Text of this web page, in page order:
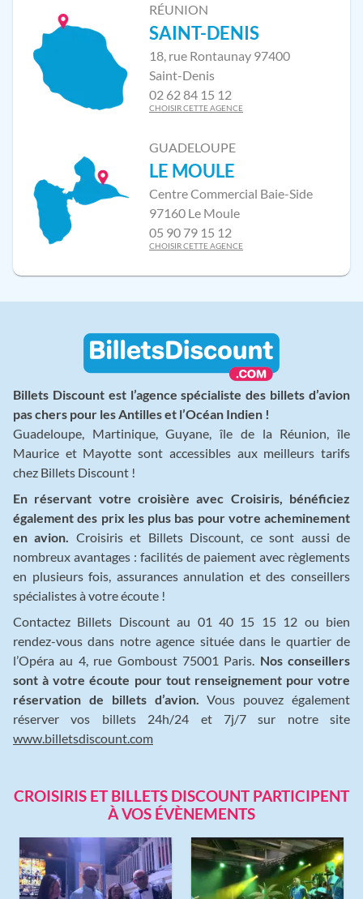
RÉUNION
SAINT-DENIS
18, rue Rontaunay 97400
Saint-Denis
02 62 84 15 12
CHOISIR CETTE AGENCE
GUADELOUPE
LE MOULE
Centre Commercial Baie-Side
97160 Le Moule
05 90 79 15 12
CHOISIR CETTE AGENCE
Billets Discount est l’agence spécialiste des billets d’avion
pas chers pour les Antilles et l’Océan Indien !
Guadeloupe, Martinique, Guyane, île de la Réunion, île
Maurice et Mayotte sont accessibles aux meilleurs tarifs
chez Billets Discount !
En réservant votre croisière avec Croisiris, bénéficiez
également des prix les plus bas pour votre acheminement
en avion.
Croisiris et Billets Discount, ce sont aussi de
nombreux avantages : facilités de paiement avec règlements
en plusieurs fois, assurances annulation et des conseillers
spécialistes à votre écoute !
Contactez Billets Discount au 01 40 15 15 12 ou bien
rendez-vous dans notre agence située dans le quartier de
l’Opéra au 4, rue Gomboust 75001 Paris. Nos conseillers
sont à votre écoute pour tout renseignement pour votre
réservation de billets d’avion.
Vous pouvez également
réserver vos billets 24h/24 et 7j/7 sur notre site
www.billetsdiscount.com
CROISIRIS ET BILLETS DISCOUNT PARTICIPENT
À VOS ÉVÈNEMENTS